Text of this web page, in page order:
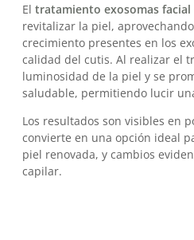
Eltratamiento exosomas facial
revitalizar la piel,
crecimiento presentes en los
calidad del cutis. Al realizar el
luminosidad de la piel y se
saludable, permitiendo lucir
Los resultados son visibles en
convierte en una opción ideal
piel renovada, y cambios
capilar.